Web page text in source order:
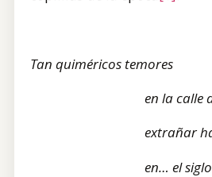
Tan quiméricos temores
en la calle de las
extrañar hacen,
en… el siglo de